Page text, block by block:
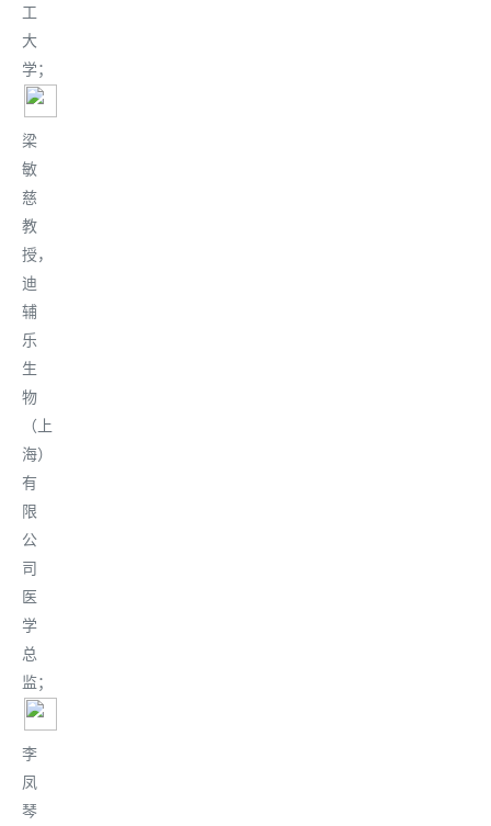
工
大
学；
梁
敏
慈
教
授，
迪
辅
乐
生
物
（上
海）
有
限
公
司
医
学
总
监；
李
凤
琴